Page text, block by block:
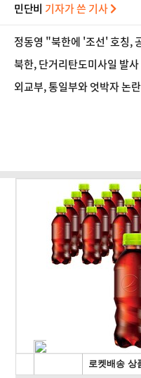
민단비 기자가 쓴 기사
정동영 "북한에 '조선' 호칭,
북한, 단거리탄도미사일 발
외교부, 통일부와 엇박자 논